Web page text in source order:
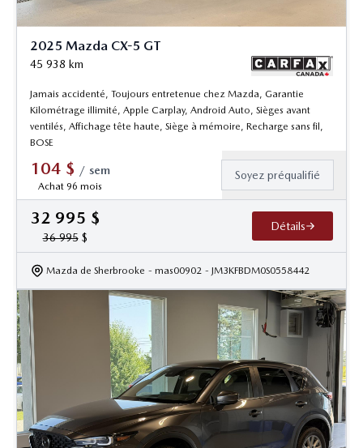
2025 Mazda CX-5 GT
45 938 km
Jamais accidenté, Toujours entretenue chez Mazda, Garantie
Kilométrage illimité, Apple Carplay, Android Auto, Sièges avant
ventilés, Affichage tête haute, Siège à mémoire, Recharge sans fil,
BOSE
104 $ / sem
Achat 96 mois
Soyez préqualifié
32 995 $
36 995$
Détails
Mazda de Sherbrooke - mas00902 - JM3KFBDM0S0558442